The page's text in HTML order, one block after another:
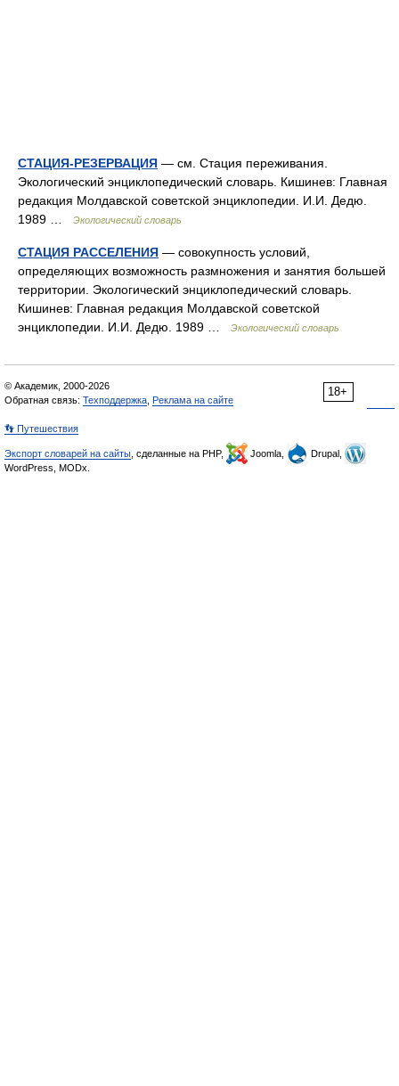
СТАЦИЯ-РЕЗЕРВАЦИЯ — см. Стация переживания.
Экологический энциклопедический словарь. Кишинев: Главная
редакция Молдавской советской энциклопедии. И.И. Дедю.
1989 …
Экологический словарь
СТАЦИЯ РАССЕЛЕНИЯ — совокупность условий,
определяющих возможность размножения и занятия большей
территории. Экологический энциклопедический словарь.
Кишинев: Главная редакция Молдавской советской
энциклопедии. И.И. Дедю. 1989 …
Экологический словарь
18+
© Академик, 2000-2026
Обратная связь: Техподдержка Реклама на сайте
👣 Путешествия
Экспорт словарей на сайты , сделанные на PHP, Joomla,
Drupal,
WordPress, MODx.